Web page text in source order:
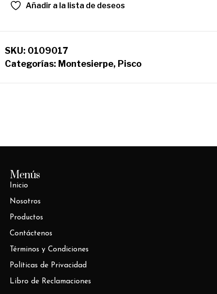
Añadir a la lista de deseos
SKU: 0109017
Categorías: Montesierpe, Pisco
Menús
Inicio
Nosotros
Productos
Contáctenos
Términos y Condiciones
Políticas de Privacidad
Libro de Reclamaciones